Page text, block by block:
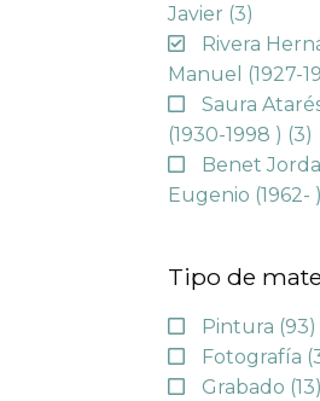
Javier (3)
Rivera
Manuel (1927-
Saura
(1930-1998 ) (3)
Benet
Eugenio (1962- )
Tipo de
Pintura (93)
Fotografía
Grabado (13)